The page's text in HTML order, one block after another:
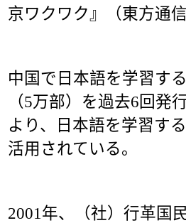
京ワクワク』（東方通
中国で日本語を学習す
（5万部）を過去6回発
より、日本語を学習す
活用されている。
2001年、（社）行革国